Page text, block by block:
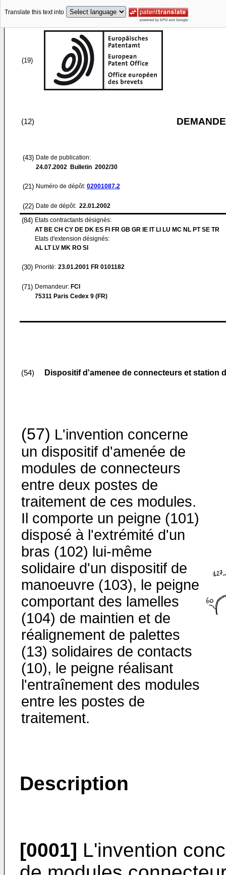
Translate this text into
(19)
(12)
(43) Date de publication:
24.07.2002 Bulletin 2002/30
(21) Numéro de dépôt: 02001087.2
(22) Date de dépôt: 22.01.2002
(84) Etats contractants désignés:
AT BE CH CY DE DK ES FI FR GB GR IE IT LI LU MC NL PT SE TR
Etats d'extension désignés:
AL LT LV MK RO SI
(30) Priorité: 23.01.2001 FR 0101182
(71) Demandeur: FCI
75311 Paris Cedex 9 (FR)
(54) Dispositif d'amenee de connecteurs et station
(57) L'invention concerne
un dispositif d'amenée de
modules de connecteurs
entre deux postes de
traitement de ces modules.
Il comporte un peigne (101)
disposé à l'extrémité d'un
bras (102) lui-même
solidaire d'un dispositif de
manoeuvre (103), le peigne
comportant des lamelles
(104) de maintien et de
réalignement de palettes
(13) solidaires de contacts
(10), le peigne réalisant
l'entraînement des modules
entre les postes de
traitement.
Description
[0001] L'invention